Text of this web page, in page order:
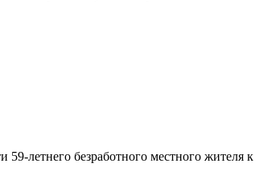
летнего безработного местного жителя к